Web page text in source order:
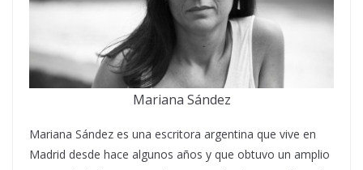
Mariana Sández
Mariana Sández es una escritora argentina que vive en
Madrid desde hace algunos años y que obtuvo un amplio